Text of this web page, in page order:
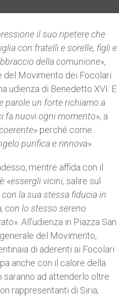
il suo ripetere che
con fratelli e sorelle, figli e
della comunione»,
del Movimento dei Focolari
udienza di Benedetto XVI. E
parole un forte richiamo a
fa nuovi ogni momento», a
» perché come
purifica e rinnova».
mentre affida con il
«essergli vicini, salire sul
la sua stessa fiducia in
con lo stesso sereno
». All’udienza in Piazza San
del Movimento,
di aderenti ai Focolari
anche con il calore della
saranno ad attenderlo oltre
rappresentanti di Siria,